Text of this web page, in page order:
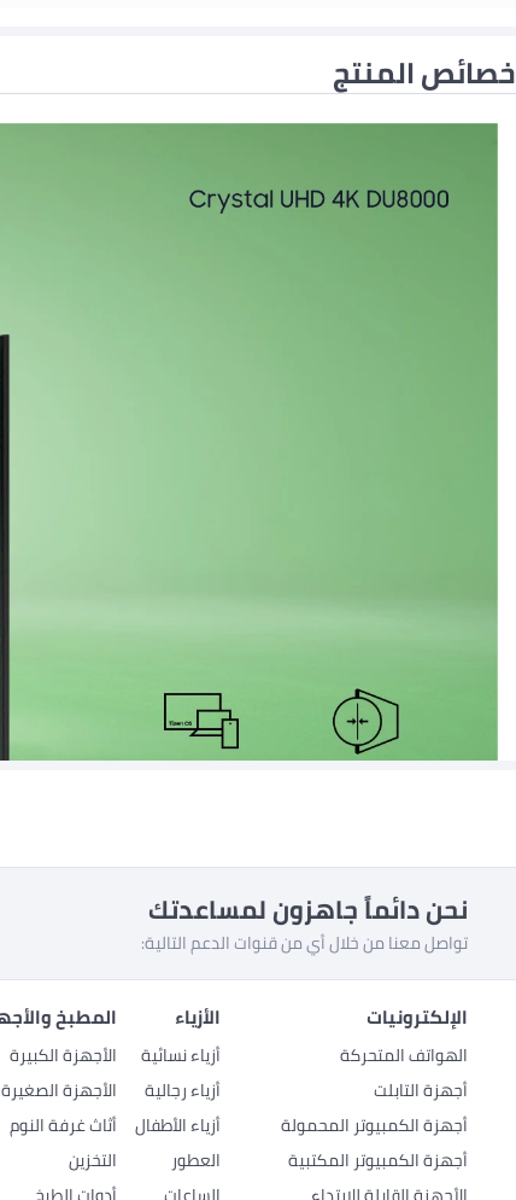
خصائص المنتج
نحن دائماً جاهزون لمساعدتك
تواصل معنا من خلال أي من قنوات الدعم التالية:
الإلكترونيات
الهواتف المتحركة
أجهزة التابلت
أجهزة الكمبيوتر المحمولة
أجهزة الكمبيوتر المكتبية
الأزياء
أزياء نسائية
أزياء رجالية
أزياء الأطفال
العطور
المطبخ
الأجهزة الكبيرة
الأجهزة الصغيرة
أثاث غرفة النوم
التخزين